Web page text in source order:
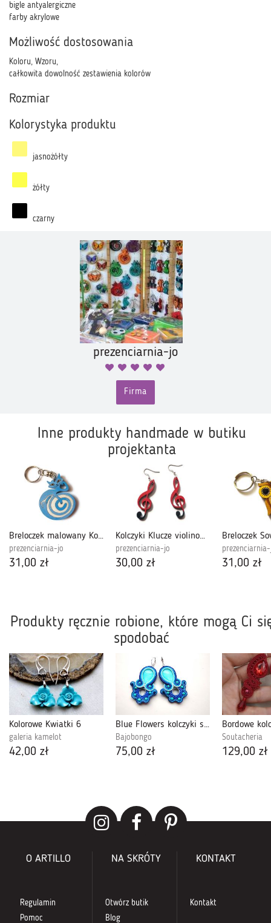
bigle antyalergiczne
farby akrylowe
Możliwość dostosowania
Koloru, Wzoru,
całkowita dowolność zestawienia kolorów
Rozmiar
Kolorystyka produktu
jasnożółty
żółty
czarny
prezenciarnia-jo
Firma
Inne produkty handmade w butiku
projektanta
Breloczek malowany Kotek - jasnoniebieski +
prezenciarnia-jo
31,00 zł
Kolczyki Klucze violinowe, czarno-czerwone
prezenciarnia-jo
30,00 zł 31,00 zł
Produkty ręcznie robione, które mogą Ci
spodobać
Kolorowe Kwiatki 6
galeria kamelot
42,00 zł
Blue Flowers kolczyki sutasz
Bajobongo
75,00 zł
Soutacheria
129,00 zł
O ARTILLO
Regulamin
Pomoc
NA SKRÓTY
Otwórz butik
Blog
KONTAKT
Kontakt